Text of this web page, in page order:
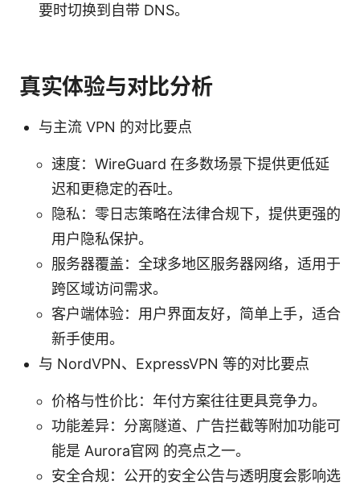
要时切换到自带 DNS。
真实体验与对比分析
与主流 VPN 的对比要点
速度：WireGuard 在多数场景下提供更低延
迟和更稳定的吞吐。
隐私：零日志策略在法律合规下，提供更强的
用户隐私保护。
服务器覆盖：全球多地区服务器网络，适用于
跨区域访问需求。
客户端体验：用户界面友好，简单上手，适合
新手使用。
与 NordVPN、ExpressVPN 等的对比要点
价格与性价比：年付方案往往更具竞争力。
功能差异：分离隧道、广告拦截等附加功能可
能是 Aurora官网 的亮点之一。
安全合规：公开的安全公告与透明度会影响选